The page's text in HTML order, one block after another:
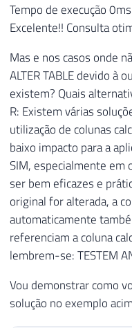
Tempo de execução
Excelente!! Consulta
Mas e nos casos onde
ALTER TABLE devido à
existem? Quais
R: Existem várias
utilização de colunas
baixo impacto para a
SIM, especialmente em
ser bem eficazes e
original for alterada, a
automaticamente
referenciam a coluna
lembrem-se: TESTEM
Vou demonstrar como
solução no exemplo